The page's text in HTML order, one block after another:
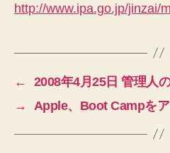
http://www.ipa.go.jp/jinzai/
←
2008年4月25日 管理人
→
Apple、Boot Campを